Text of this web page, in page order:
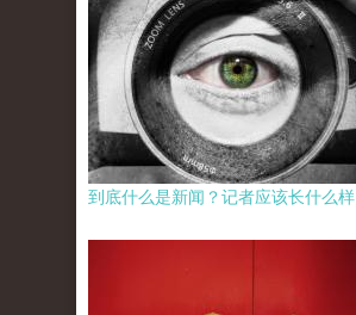
到底什么是新闻？记者应该长什么样